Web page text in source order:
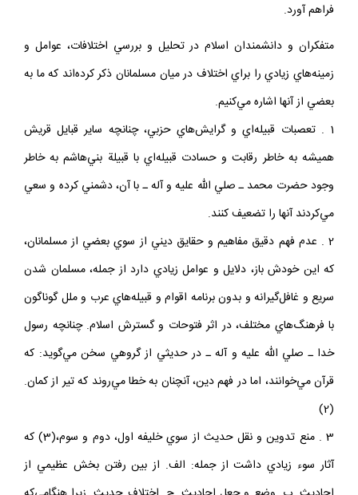
فراهم آورد.
متفكران و دانشمندان اسلام در تحليل و بررسي اختلافات، عوامل و
زمينه‌هاي زيادي را براي اختلاف در ميان مسلمانان ذكر كرده‌اند كه ما به
بعضي از آنها اشاره مي‌كنيم.
1 . تعصبات قبيله‌اي و گرايش‌هاي حزبي، چنانچه ساير قبايل قريش
هميشه به خاطر رقابت و حسادت قبيله‌اي با قبيلة بني‌هاشم به خاطر
وجود حضرت محمد ـ صلي الله عليه و آله ـ با آن، دشمني كرده و سعي
مي‌كردند آنها را تضعيف كنند.
2 . عدم فهم دقيق مفاهيم و حقايق ديني از سوي بعضي از مسلمانان،
كه اين خودش باز، دلايل و عوامل زيادي دارد از جمله، مسلمان شدن
سريع و غافل‌گيرانه و بدون برنامه اقوام و قبيله‌هاي عرب و ملل گوناگون
با فرهنگ‌هاي مختلف، در اثر فتوحات و گسترش اسلام. چنانچه رسول
خدا ـ صلي الله عليه و آله ـ در حديثي از گروهي سخن مي‌گويد: كه
قرآن مي‌خوانند، اما در فهم دين، آنچنان به خطا مي‌روند كه تير از كمان.
(2)
3 . منع تدوين و نقل حديث از سوي خليفه اول، دوم و سوم،(3) كه
آثار سوء زيادي داشت از جمله: الف. از بين رفتن بخش عظيمي از